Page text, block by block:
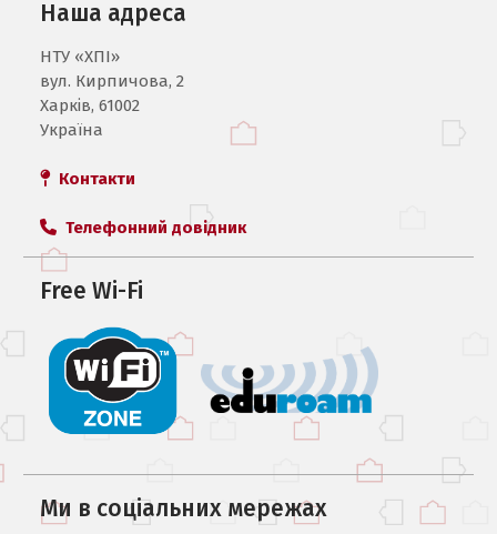
Наша адреса
НТУ «ХПI»
вул. Кирпичова, 2
Харків, 61002
Україна
Контакти
Телефонний довідник
Free Wi-Fi
Ми в соцiальних мережах